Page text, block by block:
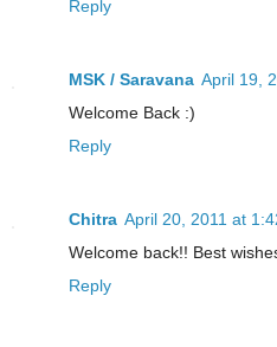
Reply
MSK / Saravana April 19,
Welcome Back :)
Reply
Chitra April 20, 2011 at
Welcome back!! Best
Reply